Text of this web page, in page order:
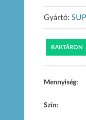
Gyártó:
RAKTÁRON
Mennyiség:
Szín: